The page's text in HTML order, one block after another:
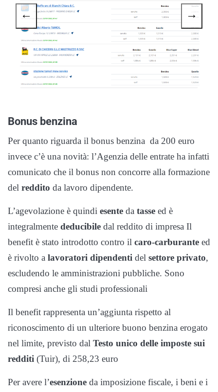
← →
Bonus benzina
Per quanto riguarda il bonus benzina da 200 euro
invece c’è una novità: l’Agenzia delle entrate ha infatti
comunicato che il bonus non concorre alla formazione
del reddito da lavoro dipendente.
L’agevolazione è quindi esente da tasse ed è
integralmente deducibile dal reddito di impresa Il
benefit è stato introdotto contro il caro-carburante ed
è rivolto a lavoratori dipendenti del settore privato,
escludendo le amministrazioni pubbliche. Sono
compresi anche gli studi professionali
Il benefit rappresenta un’aggiunta rispetto al
riconoscimento di un ulteriore buono benzina erogato
nel limite, previsto dal Testo unico delle imposte sui
redditi (Tuir), di 258,23 euro
Per avere l’esenzione da imposizione fiscale, i beni e i